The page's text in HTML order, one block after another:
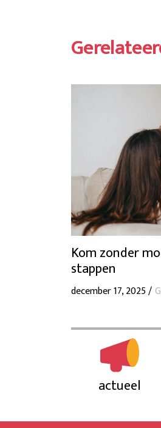
Kom zonder
stappen
december 17, 2025 /
actueel